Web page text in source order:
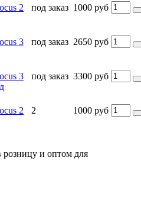
2
под заказ 1000 руб
3
под заказ 2650 руб
3
под заказ 3300 руб
2
2 1000 руб
розницу и оптом для